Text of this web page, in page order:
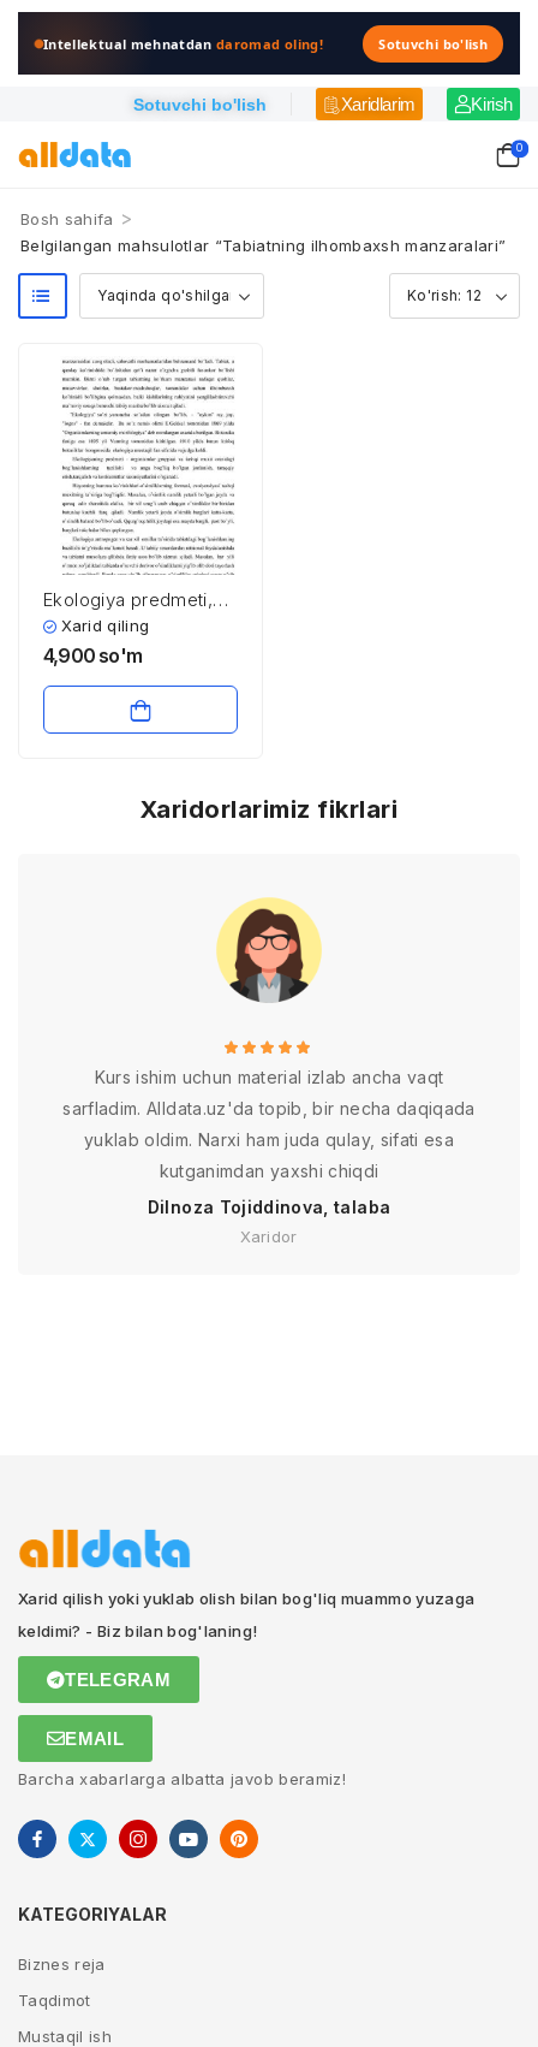
Intellektual mehnatdandaromad oling! Sotuvchi bo'lish
Sotuvchi bo'lish Xaridlarim Kirish
0
Bosh sahifa >
Belgilangan mahsulotlar “Tabiatning ilhombaxsh manzaralari”
Ekologiya predmeti,
vazifalari, tarixi va
fanlar bilan bog’liqligi
Xarid qiling
4,900 so'm
Xaridorlarimiz fikrlari
Kurs ishim uchun material izlab ancha vaqt
sarfladim. Alldata.uz'da topib, bir necha daqiqada
yuklab oldim. Narxi ham juda qulay, sifati esa
kutganimdan yaxshi chiqdi
Dilnoza Tojiddinova, talaba
Xaridor
Xarid qilish yoki yuklab olish bilan bog'liq muammo yuzaga
keldimi? - Biz bilan bog'laning!
TELEGRAM
EMAIL
Barcha xabarlarga albatta javob beramiz!
KATEGORIYALAR
Biznes reja
Taqdimot
Mustaqil ish